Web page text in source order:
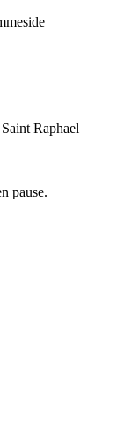
Raphael
pause.